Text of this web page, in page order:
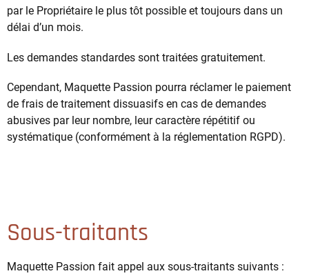
par le Propriétaire le plus tôt possible et toujours dans un
délai d’un mois.
Les demandes standardes sont traitées gratuitement.
Cependant, Maquette Passion pourra réclamer le paiement
de frais de traitement dissuasifs en cas de demandes
abusives par leur nombre, leur caractère répétitif ou
systématique (conformément à la réglementation RGPD).
Sous-traitants
Maquette Passion fait appel aux sous-traitants suivants :